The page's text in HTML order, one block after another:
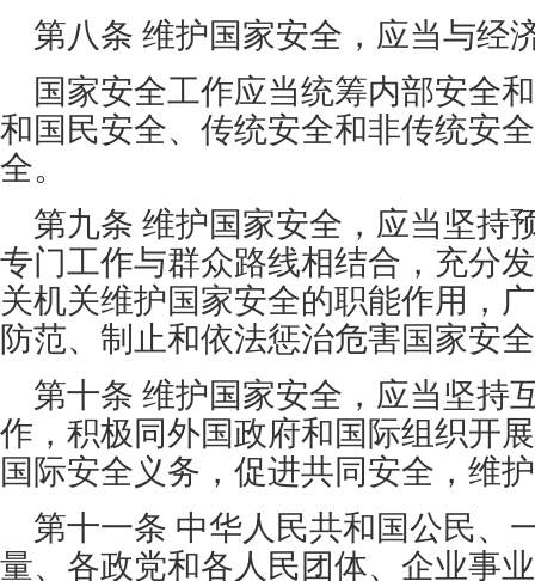
第八条 维护国家安全，应当与经
国家安全工作应当统筹内部安全
和国民安全、传统安全和非传统安
全。
第九条 维护国家安全，应当坚持
专门工作与群众路线相结合，充分
关机关维护国家安全的职能作用，
防范、制止和依法惩治危害国家安
第十条 维护国家安全，应当坚持
作，积极同外国政府和国际组织开
国际安全义务，促进共同安全，维
第十一条 中华人民共和国公民、
量、各政党和各人民团体、企业事